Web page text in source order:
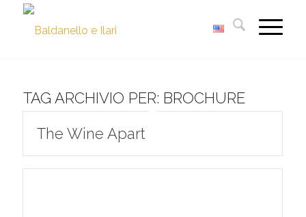
TAG ARCHIVIO PER: BROCHURE
The Wine Apart